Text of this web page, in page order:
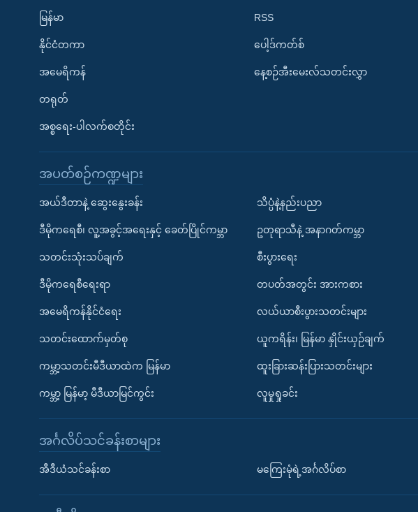
မြန်မာ
နိုင်ငံတကာ
အမေရိကန်
တရုတ်
အစ္စရေး-ပါလက်စတိုင်း
RSS
ပေါ့ဒ်ကတ်စ်
နေ့စဉ်အီးမေးလ်သတင်းလွှာ
အပတ်စဉ်ကဏ္ဍများ
အယ်ဒီတာနဲ့ ဆွေးနွေးခန်း
ဒီမိုကရေစီ၊ လူ့အခွင့်အရေးနှင့် ခေတ်ပြိုင်ကမ္ဘာ
သတင်းသုံးသပ်ချက်
ဒီမိုကရေစီရေးရာ
အမေရိကန်နိုင်ငံရေး
သတင်းထောက်မှတ်စု
ကမ္ဘာ့သတင်းမီဒီယာထဲက မြန်မာ
ကမ္ဘာ့ မြန်မာ့ မီဒီယာမြင်ကွင်း
သိပ္ပံနဲ့နည်းပညာ
ဥတုရာသီနဲ့ အနာဂတ်ကမ္ဘာ
စီးပွားရေး
တပတ်အတွင်း အားကစား
လယ်ယာစီးပွားသတင်းများ
ယူကရိန်း၊ မြန်မာ နှိုင်းယှဉ်ချက်
ထူးခြားဆန်းပြားသတင်းများ
လူမှုရှုခင်း
အင်္ဂလိပ်သင်ခန်းစာများ
အီဒီယံသင်ခန်းစာ မကြေးမုံရဲ့အင်္ဂလိပ်စာ